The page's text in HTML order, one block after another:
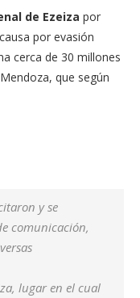
de Ezeiza por
por evasión
cerca de 30 millones
que según
y se
comunicación,
lugar en el cual